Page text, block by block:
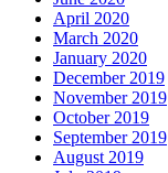
April 2020
March 2020
January 2020
December 2019
November 2019
October 2019
September 2019
August 2019